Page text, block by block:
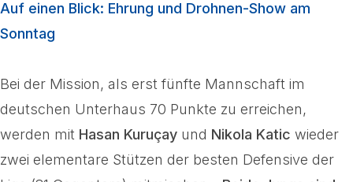
Auf einen Blick: Ehrung und Drohnen-Show am
Sonntag
Bei der Mission, als erst fünfte Mannschaft im
deutschen Unterhaus 70 Punkte zu erreichen,
werden mit Hasan Kuruçay und Nikola Katic wieder
zwei elementare Stützen der besten Defensive der